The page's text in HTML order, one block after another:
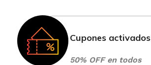
Cupones activados
50% OFF en todos